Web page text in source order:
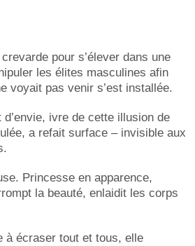
pour s’élever dans une
les élites masculines afin
voyait pas venir s’est installée.
ivre de cette illusion de
a refait surface – invisible aux
Princesse en apparence,
la beauté, enlaidit les corps
à écraser tout et tous, elle